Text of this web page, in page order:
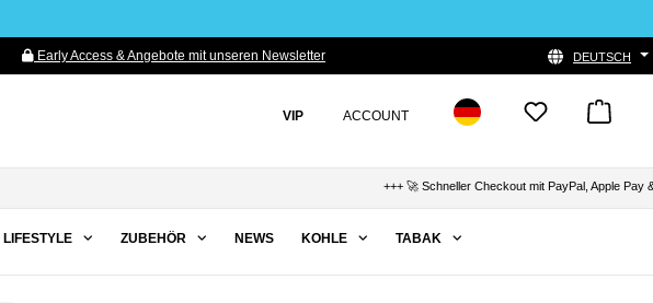
Early Access & Angebote mit unseren Newsletter DEUTSCH
VIP ACCOUNT
+++ 🚀 Schneller Checkout mit PayPal, Apple Pay &
LIFESTYLE ZUBEHÖR NEWS KOHLE TABAK